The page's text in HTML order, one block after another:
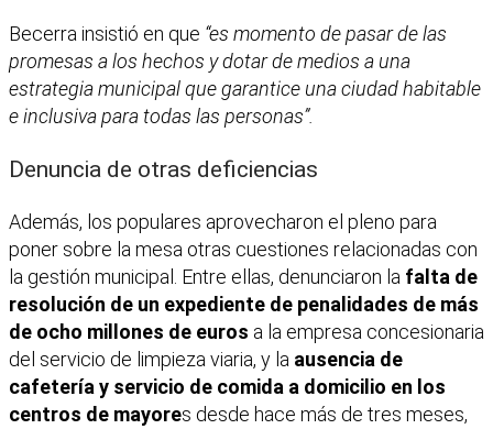
Becerra insistió en que “es momento de pasar de las
promesas a los hechos y dotar de medios a una
estrategia municipal que garantice una ciudad habitable
e inclusiva para todas las personas”.
Denuncia de otras deficiencias
Además, los populares aprovecharon el pleno para
poner sobre la mesa otras cuestiones relacionadas con
la gestión municipal. Entre ellas, denunciaron la falta de
resolución de un expediente de penalidades de más
de ocho millones de euros a la empresa concesionaria
del servicio de limpieza viaria, y la ausencia de
cafetería y servicio de comida a domicilio en los
centros de mayores desde hace más de tres meses,